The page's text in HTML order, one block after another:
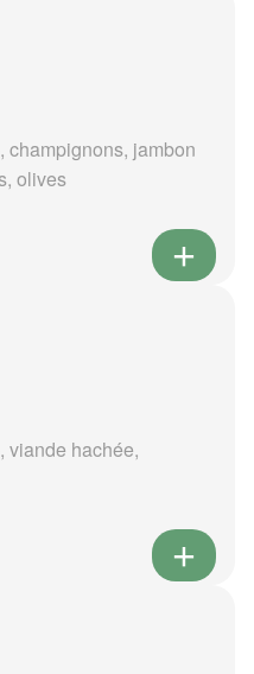
champignons, jambon
olives
viande hachée,